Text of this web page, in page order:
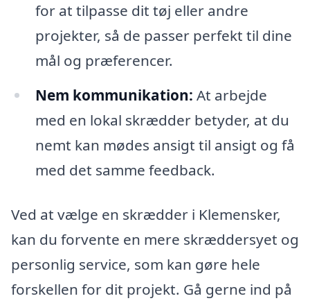
for at tilpasse dit tøj eller andre
projekter, så de passer perfekt til dine
mål og præferencer.
Nem kommunikation: At arbejde
med en lokal skrædder betyder, at du
nemt kan mødes ansigt til ansigt og få
med det samme feedback.
Ved at vælge en skrædder i Klemensker,
kan du forvente en mere skræddersyet og
personlig service, som kan gøre hele
forskellen for dit projekt. Gå gerne ind på